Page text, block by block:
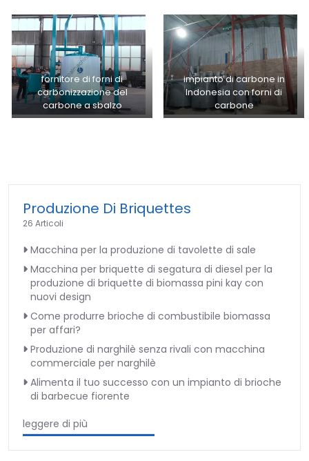
fornitore di forni di
carbonizzazione del
carbone a sbalzo
impianto di carbone in
Indonesia con forni di
carbone
Produzione Di Briquettes
26 Articoli
Macchina per la produzione di tavolette di sale
Macchina per briquette di segatura di diesel per la
produzione di briquette di biomassa pini kay con
nuovi design
Come produrre brioche di combustibile biomassa
per affari?
Produzione di narghilè senza rivali con macchina
commerciale per narghilè
Alimenta il tuo successo con un impianto di brioche
di barbecue fiorente
leggere di più